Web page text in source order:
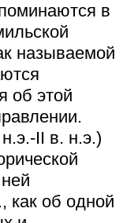
в
называемой
об этой
II в. н.э.)
как об одной